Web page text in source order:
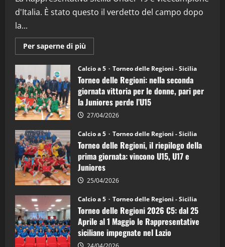
08/04/2026
d'Italia. È stato questo il verdetto del campo dopo
la...
Per saperne di più
informazioni
Torneo
delle
Regioni
di
calcio
a
5:
la
Juniores
è
vicecampione
d’Italia
Calcio a 5 Torneo delle Regioni - Sicilia
Torneo delle Regioni: nella seconda
giornata vittoria per le donne, pari per
la Juniores perde l’U15
27/04/2026
Calcio a 5 Torneo delle Regioni - Sicilia
Torneo delle Regioni, il riepilogo della
prima giornata: vincono U15, U17 e
Juniores
25/04/2026
Calcio a 5 Torneo delle Regioni - Sicilia
Torneo delle Regioni 2026 C5: dal 25
Aprile al 1 Maggio le Rappresentative
siciliane impegnate nel Lazio